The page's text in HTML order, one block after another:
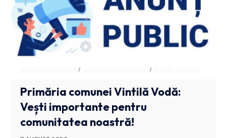
ADMINISTRATIV ANUNTURI BUZAU
Primăria comunei Vintilă Vodă:
Vești importante pentru
comunitatea noastră!